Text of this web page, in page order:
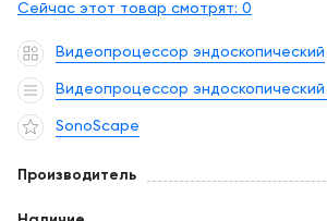
KG EN CN RU KZ
Сейчас этот товар смотрят: 0
Видеопроцессор эндоскопический
Видеопроцессор
SonoScape
Производитель